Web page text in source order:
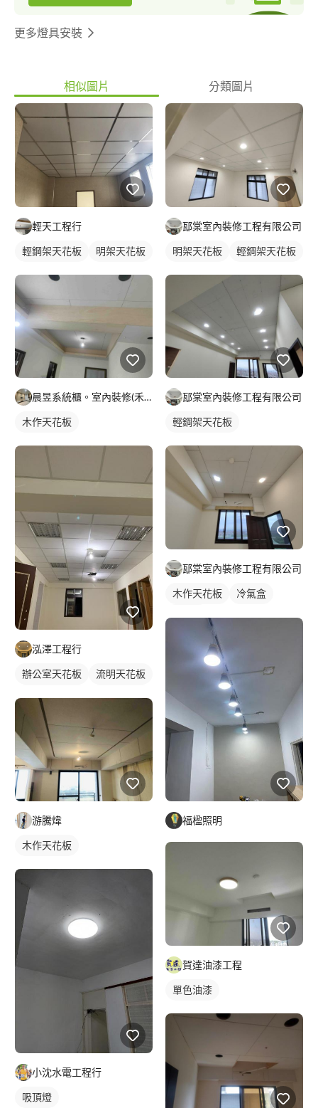
更多燈具安裝
相似圖片 分類圖片
輕天工程行
輕鋼架天花板 明架天花板
晨昱系統櫃。室內裝修(禾旭）
木作天花板
泓澤工程行
辦公室天花板
流明天花板
游騰煒
木作天花板
小沈水電工程行
吸頂燈
邷棠室內裝修工程有限公司
明架天花板 輕鋼架天花板
邷棠室內裝修工程有限公司
輕鋼架天花板
邷棠室內裝修工程有限公司
木作天花板
冷氣盒
福楹照明
賀達油漆工程
單色油漆